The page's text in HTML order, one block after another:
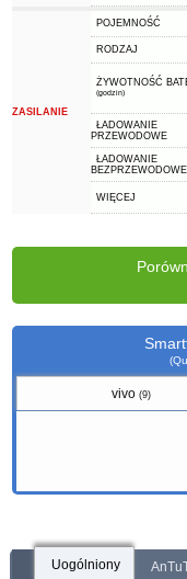
ZASILANIE
POJEMNOŚĆ
RODZAJ
ŻYWOTNOŚĆ
(godzin)
ŁADOWANIE
PRZEWODOWE
ŁADOWANIE
BEZPRZEWODOWE
WIĘCEJ
vivo(9)
Uogólniony